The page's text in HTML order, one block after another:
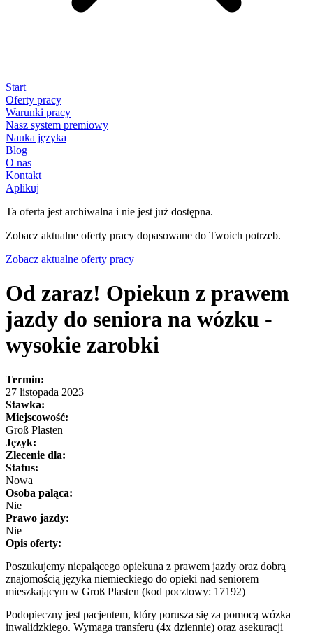
Start
Oferty pracy
Warunki pracy
Nasz system premiowy
Nauka języka
Blog
O nas
Kontakt
Aplikuj
Ta oferta jest archiwalna i nie jest już dostępna.
Zobacz aktualne oferty pracy dopasowane do Twoich potrzeb.
Zobacz aktualne oferty pracy
Od zaraz! Opiekun z prawem
jazdy do seniora na wózku -
wysokie zarobki
Termin:
27 listopada 2023
Stawka:
Miejscowość:
Groß Plasten
Język:
Zlecenie dla:
Status:
Nowa
Osoba paląca:
Nie
Prawo jazdy:
Nie
Opis oferty:
Poszukujemy niepalącego opiekuna z prawem jazdy oraz dobrą
znajomością języka niemieckiego do opieki nad seniorem
mieszkającym w Groß Plasten (kod pocztowy: 17192)
Podopieczny jest pacjentem, który porusza się za pomocą wózka
inwalidzkiego. Wymaga transferu (4x dziennie) oraz asekuracji